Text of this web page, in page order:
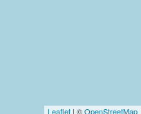
Leaflet | ©OpenStreetMap